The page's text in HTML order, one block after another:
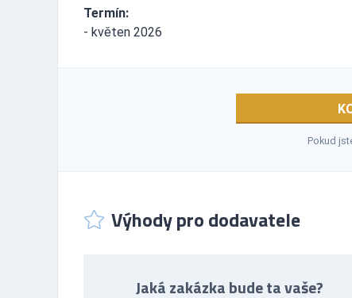
Termín:
- květen 2026
Pokud
Výhody pro dodavatele
Jaká zakázka bude ta vaše?